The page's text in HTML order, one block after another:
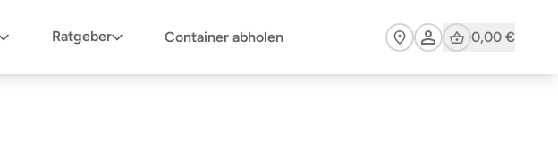
Ratgeber Container abholen Cart0,00 €